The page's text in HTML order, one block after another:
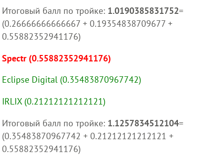
Итоговый балл по тройке: 1.0190385831752=
(0.26666666666667 + 0.19354838709677 +
0.55882352941176)
Spectr (0.55882352941176)
Eclipse Digital (0.35483870967742)
IRLIX (0.21212121212121)
Итоговый балл по тройке: 1.1257834512104=
(0.35483870967742 + 0.21212121212121 +
0.55882352941176)